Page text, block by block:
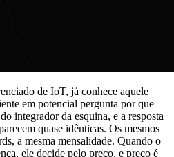
de IoT, já conhece aquele
em potencial pergunta por que
integrador da esquina, e a resposta
quase idênticas. Os mesmos
a mesma mensalidade. Quando o
ele decide pelo preço, e preço é